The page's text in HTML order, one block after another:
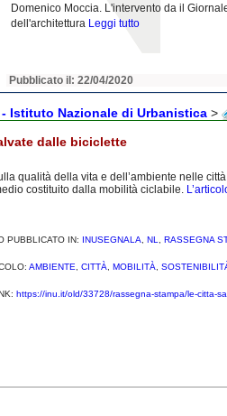
Domenico Moccia. L'intervento da il
dell'architettura Leggi tutto
Pubblicato il: 22/04/2020
- Istituto Nazionale di Urbanistica >
dalle biciclette
qualità della vita e dell’ambiente nelle
costituito dalla mobilità ciclabile.
PUBBLICATO IN: INUSEGNALA NL RASSEGNA
AMBIENTE CITTÀ MOBILITÀ
https://inu.it/old/33728/rassegna-stampa/le-citta-